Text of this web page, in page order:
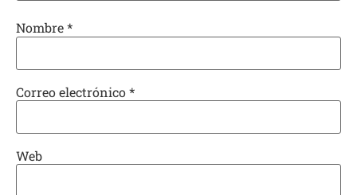
Nombre*
Correo electrónico*
Web